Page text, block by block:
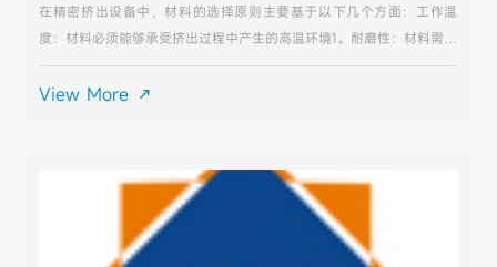
在精密挤出设备中，材料的选择原则主要基于以下几个方面：工作温
度：材料必须能够承受挤出过程中产生的高温环境1。耐磨性：材料需具
备良好的耐磨性，以抵御与塑料熔体间的持续摩擦。抗腐蚀性：部分塑
料添加剂可能对模具材料造成腐蚀，材料应具有一定抗腐蚀性
View More 